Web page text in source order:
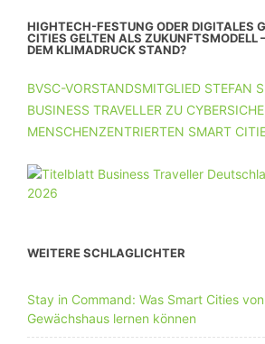
HIGHTECH-FESTUNG ODER DIGITALES
CITIES GELTEN ALS ZUKUNFTSMODELL
DEM KLIMADRUCK STAND?
BVSC-VORSTANDSMITGLIED STEFAN
BUSINESS TRAVELLER ZU
MENSCHENZENTRIERTEN SMART
WEITERE SCHLAGLICHTER
Stay in Command: Was Smart Cities
Gewächshaus lernen können